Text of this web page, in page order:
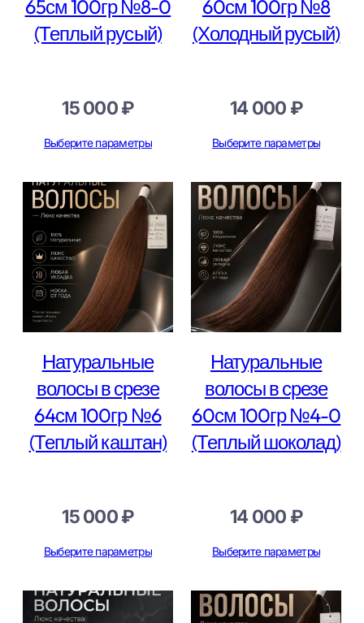
65см 100гр №8-0
(Теплый русый)
15 000₽
Выберите параметры
60см 100гр №8
(Холодный русый)
14 000 ₽
Выберите параметры
Натуральные
волосы в срезе
64см 100гр №6
(Теплый каштан)
15 000₽
Выберите параметры
Натуральные
волосы в срезе
60см 100гр №4-0
(Теплый шоколад)
14 000 ₽
Выберите параметры